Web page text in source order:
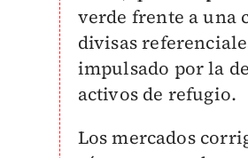
verde frente a una
divisas
impulsado por la
activos de refugio.
Los mercados